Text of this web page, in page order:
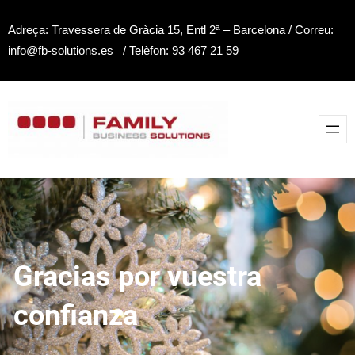
al
contenido
Adreça: Travessera de Gràcia 15, Entl 2ª – Barcelona / Correu:
info@fb-solutions.es / Telèfon: 93 467 21 59
Gracias por vuestra
confianza